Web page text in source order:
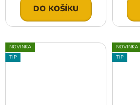
DO KOŠÍKU
NOVINKA
TIP
NOVINKA
TIP